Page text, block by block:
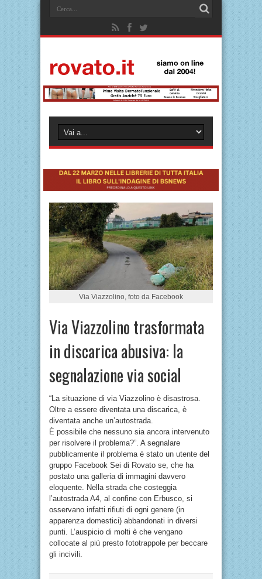
Via Viazzolino, foto da Facebook
Via Viazzolino trasformata
in discarica abusiva: la
segnalazione via social
“La situazione di via Viazzolino è disastrosa.
Oltre a essere diventata una discarica, è
diventata anche un’autostrada.
È possibile che nessuno sia ancora intervenuto
per risolvere il problema?”. A segnalare
pubblicamente il problema è stato un utente del
gruppo Facebook Sei di Rovato se, che ha
postato una galleria di immagini davvero
eloquente. Nella strada che costeggia
l’autostrada A4, al confine con Erbusco, si
osservano infatti rifiuti di ogni genere (in
apparenza domestici) abbandonati in diversi
punti. L’auspicio di molti è che vengano
collocate al più presto fototrappole per beccare
gli incivili.